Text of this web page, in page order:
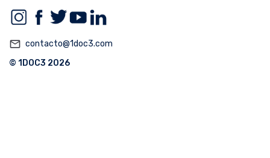
mail_outline contacto@1doc3.com
© 1DOC3 2026